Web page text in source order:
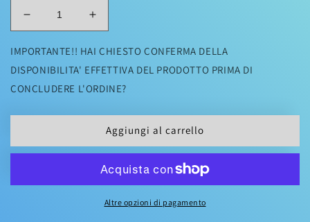
Diminuisci
quantità
per
MY
UP
DOLL
Aumenta
quantità
per
MY
UP
BISQUE
DOLL
04
IMPORTANTE!! HAI CHIESTO CONFERMA DELLA
DISPONIBILITA' EFFETTIVA DEL PRODOTTO PRIMA DI
CONCLUDERE L'ORDINE?
Aggiungi al carrello
Altre opzioni di pagamento